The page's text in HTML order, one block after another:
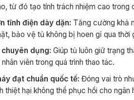
từ đó tạo tính trách nhiệm cao trong
tĩnh điện dày dặn: Tăng cường khả
bảo vệ tủ không bị hoen gỉ qua thời
dụng: Giúp tủ luôn giữ trạng
viên trong quá trình thao tác.
đạt chuẩn quốc tế: Đóng vai trò
thiệt hại không thể phục hồi cho ngân